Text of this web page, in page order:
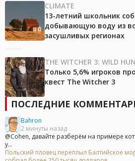
CLIMATE
13-летний школьник
добывающую воду из
засушливых регионах
THE WITCHER 3: WILD
Только 5,6% игроков
квест The Witcher 3
ПОСЛЕДНИЕ
Bahron
2 минуты назад
@Cohen, давайте разберём на примере
у...
Польский пловец переплыл Балтийское